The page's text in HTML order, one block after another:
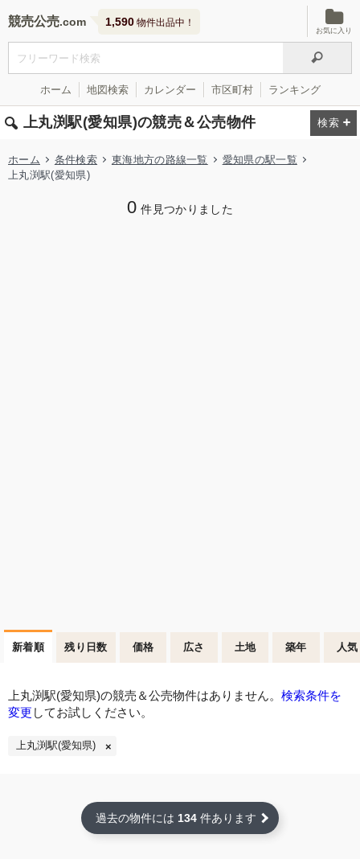
競売公売 1,590 物件出品中！
お気に入り
ホーム 地図検索 カレンダー 市区町村 ランキング
上丸渕駅(愛知県)の競売＆公売物件
ホーム 条件検索 東海地方の路線一覧
愛知県の駅一覧
上丸渕駅(愛知県)
0 件見つかりました
新着順 残り日数 価格 広さ 土地 築年 人気
上丸渕駅(愛知県)の競売＆公売物件はありません。 検索条件を
変更 してお試しください。
上丸渕駅(愛知県)
過去の物件には 134 件あります